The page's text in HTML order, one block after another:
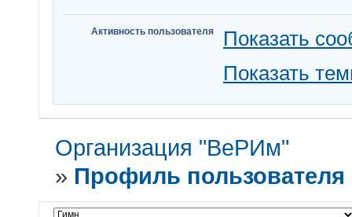
Активность пользователя
Показать
Показать
Организация "ВеРИм"
» Профиль пользователя